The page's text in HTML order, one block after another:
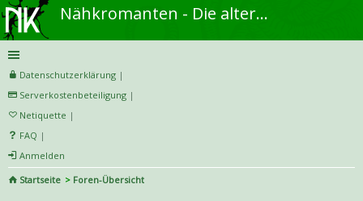
Nähkromanten - Die alternative Näh- und DIY-Community
Datenschutzerklärung |
Serverkostenbeteiligung |
Netiquette |
FAQ |
Anmelden
Startseite
Foren-Übersicht